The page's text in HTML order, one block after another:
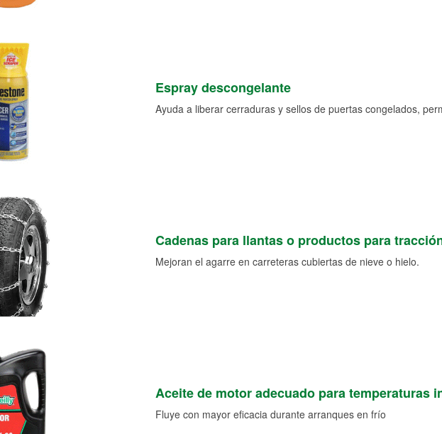
Espray descongelante
Ayuda a liberar cerraduras y sellos de puertas congelados,
Cadenas para llantas o productos para
Mejoran el agarre en carreteras cubiertas de nieve o hielo.
Aceite de motor adecuado para temperaturas
Fluye con mayor eficacia durante arranques en frío